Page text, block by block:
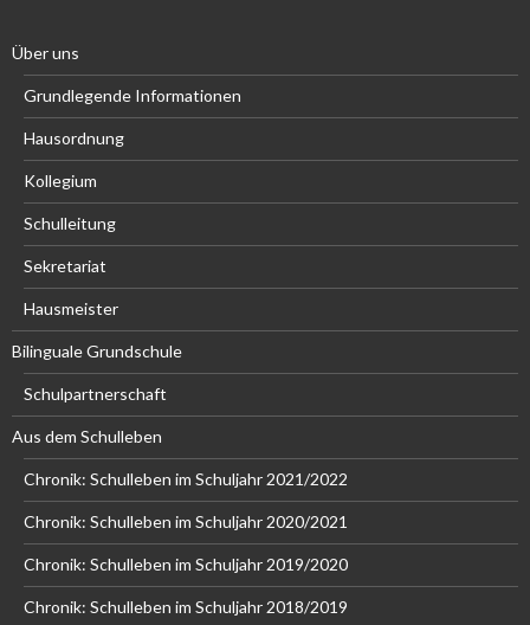
Über uns
Grundlegende Informationen
Hausordnung
Kollegium
Schulleitung
Sekretariat
Hausmeister
Bilinguale Grundschule
Schulpartnerschaft
Aus dem Schulleben
Chronik: Schulleben im Schuljahr 2021/2022
Chronik: Schulleben im Schuljahr 2020/2021
Chronik: Schulleben im Schuljahr 2019/2020
Chronik: Schulleben im Schuljahr 2018/2019